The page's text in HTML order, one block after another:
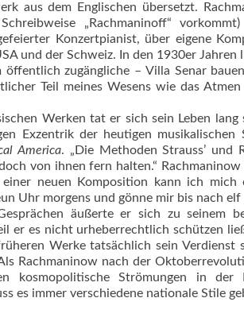
aus dem Englischen übersetzt.
„Rachmaninoff“
Konzertpianist, über eigene
und der Schweiz. In den 1930er
öffentlich zugängliche – Villa Senar
Teil meines Wesens wie das
Werken tat er sich sein Leben
Exzentrik der heutigen musikalischen
America. „Die Methoden Strauss’ und
von ihnen fern halten.“
neuen Komposition kann ich mich
Uhr morgens und gönne mir bis nach elf
äußerte er sich zu seinem
er es nicht urheberrechtlich schützen
Werke tatsächlich sein Verdienst
Rachmaninow nach der
kosmopolitische Strömungen in der
es immer verschiedene nationale Stile